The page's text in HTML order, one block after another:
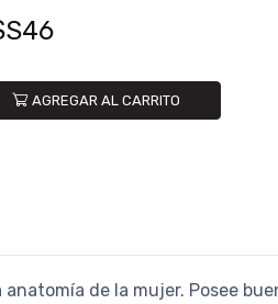
AGREGAR AL CARRITO
de la mujer. Posee